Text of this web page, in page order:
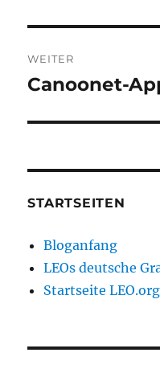
WEITER
Nächster
Canoonet-
STARTSEITEN
Bloganfang
LEOs deutsche
Startseite LEO.org